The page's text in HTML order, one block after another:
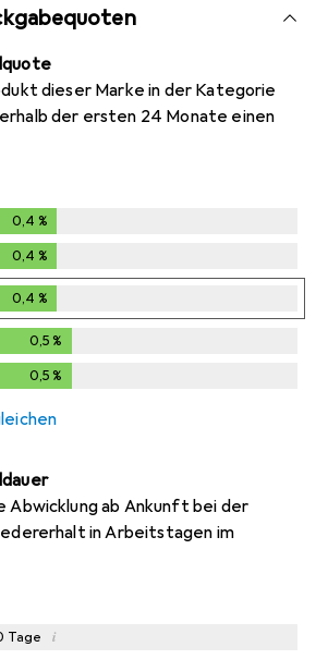
dieser Marke in der Kategorie
der ersten 24 Monate einen
0,4 %
0,4 %
0,4 %
0,5 %
0,5 %
Abwicklung ab Ankunft bei der
in Arbeitstagen im
Tage i